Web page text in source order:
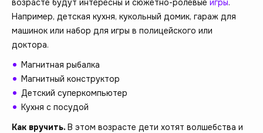
Например, детская кухня, кукольный домик, гараж для
машинок или набор для игры в полицейского или
доктора.
Магнитная рыбалка
Магнитный конструктор
Детский суперкомпьютер
Кухня с посудой
Как вручить. В этом возрасте дети хотят волшебства и